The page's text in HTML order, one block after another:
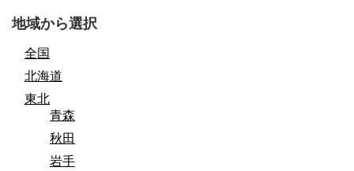
地域から選択
全国
北海道
東北
青森
秋田
岩手